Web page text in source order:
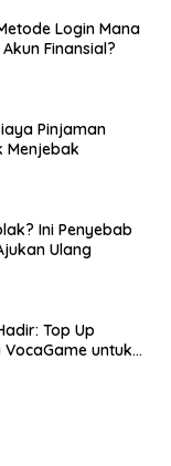
Login Mana
Finansial?
Pinjaman
Menjebak
Ini Penyebab
Ulang
Top Up
untuk